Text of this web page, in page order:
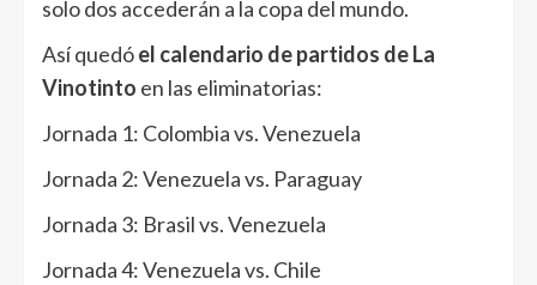
solo dos accederán a la copa del mundo.
Así quedóel calendario de partidos de La
Vinotinto en las eliminatorias:
Jornada 1: Colombia vs. Venezuela
Jornada 2: Venezuela vs. Paraguay
Jornada 3: Brasil vs. Venezuela
Jornada 4: Venezuela vs. Chile